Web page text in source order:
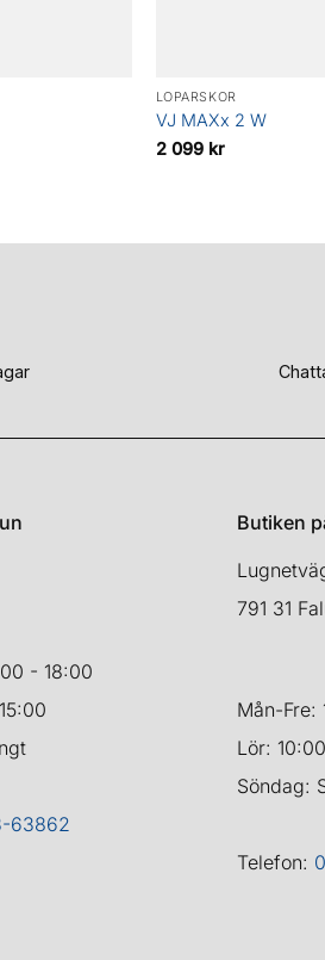
LÖPARSKOR
VJ MAXx 2 W
2 099 kr
- 18:00
63862
Butiken
791 31
Mån-Fre:
Lör:
Söndag:
Telefon: